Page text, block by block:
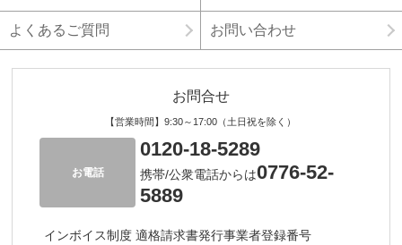
よくあるご質問 お問い合わせ
お問合せ
【営業時間】9:30～17:00（土日祝を除く）
お電話
0120-18-5289
携帯/公衆電話からは0776-52-
5889
インボイス制度 適格請求書発行事業者登録番号